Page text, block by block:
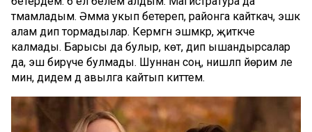
тәмамладым. Әмма укып бетереп, районга кайткач, эшкә
алам дип тормадылар. Кермәгән эшмәкәр, җитәкче
калмады. Барысы да булыр, көт, дип ышандырсалар
да, эш бирүче булмады. Шуннан соң, нишләп йөрим әле
мин, дидем дә авылга кайтып киттем.